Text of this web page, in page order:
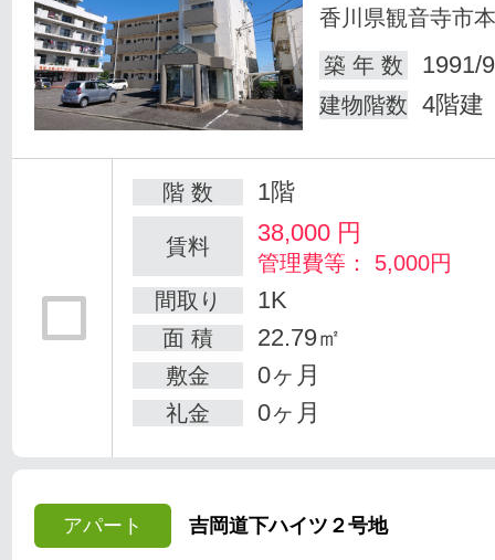
香川県観音寺市
築 年 数
1991/
建物階数 4階建
階 数 1階
賃料 38,000 円
管理費等： 5,000円
間取り
1K
面 積 22.79㎡
敷金 0ヶ月
礼金 0ヶ月
アパート 吉岡道下ハイツ２号地